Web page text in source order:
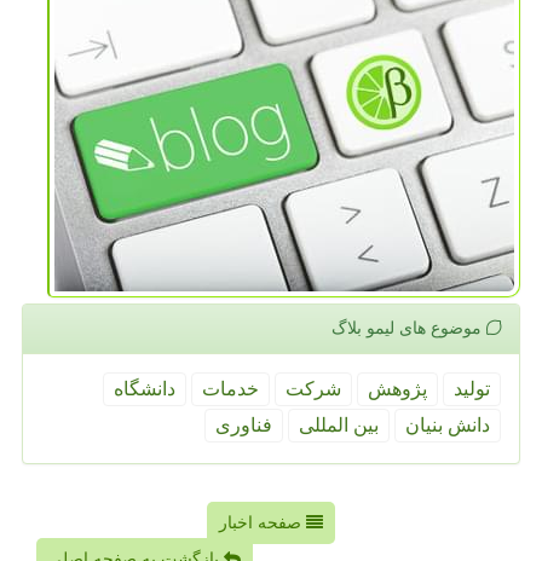
موضوع های لیمو بلاگ
تولید پژوهش شركت خدمات
دانشگاه
دانش بنیان
بین المللی فناوری
صفحه اخبار